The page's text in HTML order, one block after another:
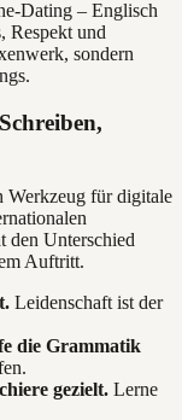
Dating – Englisch
Respekt und
sondern
Werkzeug für digitale
den Unterschied
Auftritt.
Leidenschaft ist der
die Grammatik
gezielt. Lerne